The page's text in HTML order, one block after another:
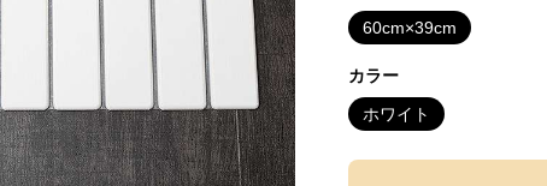
60cm×39cm
カラー
ホワイト